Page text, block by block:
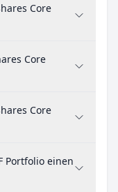
Core
Core
Core
Portfolio einen